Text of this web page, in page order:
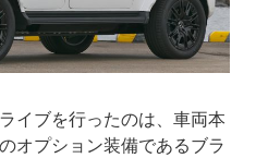
イブを行ったのは、車両本
オプション装備であるブラ